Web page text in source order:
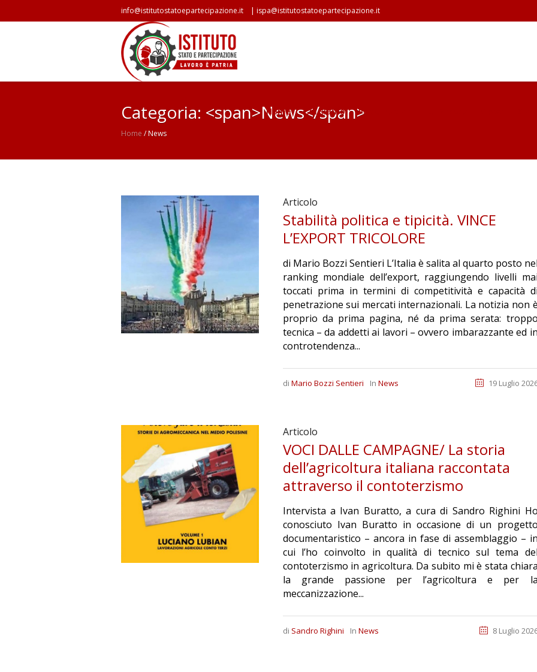
info@istitutostatoepartecipazione.it | ispa@istitutostatoepartecipazione.it
Home Chi siamo Pubblicazioni
Categoria: <span>News</span>
Home /News
Articolo
Stabilità politica e tipicità. VINCE
L’EXPORT TRICOLORE
di Mario Bozzi Sentieri L’Italia è salita al quarto posto nel
ranking mondiale dell’export, raggiungendo livelli mai
toccati prima in termini di competitività e capacità di
penetrazione sui mercati internazionali. La notizia non è
proprio da prima pagina, né da prima serata: troppo
tecnica – da addetti ai lavori – ovvero imbarazzante ed in
controtendenza...
19 Luglio
di Mario Bozzi Sentieri In News
Articolo
VOCI DALLE CAMPAGNE/ La storia
dell’agricoltura italiana raccontata
attraverso il contoterzismo
Intervista a Ivan Buratto, a cura di Sandro Righini Ho
conosciuto Ivan Buratto in occasione di un progetto
documentaristico – ancora in fase di assemblaggio – in
cui l’ho coinvolto in qualità di tecnico sul tema del
contoterzismo in agricoltura. Da subito mi è stata chiara
la grande passione per l’agricoltura e per la
meccanizzazione...
8 Luglio
di Sandro Righini In News